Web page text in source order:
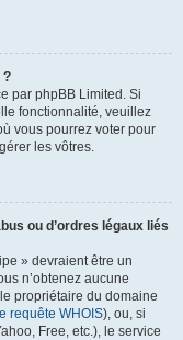
?
par phpBB Limited. Si
fonctionnalité, veuillez
vous pourrez voter pour
les vôtres.
ou d’ordres légaux liés
» devraient être un
n’obtenez aucune
propriétaire du domaine
requête WHOIS), ou, si
Free, etc.), le service